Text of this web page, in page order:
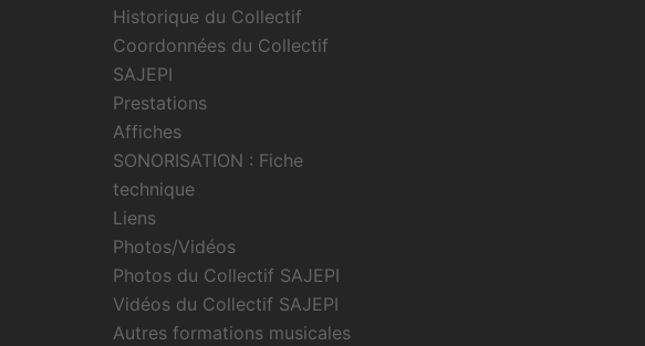
Historique du Collectif
Coordonnées du Collectif
SAJEPI
Prestations
Affiches
SONORISATION : Fiche
technique
Liens
Photos/Vidéos
Photos du Collectif SAJEPI
Vidéos du Collectif SAJEPI
Autres formations musicales